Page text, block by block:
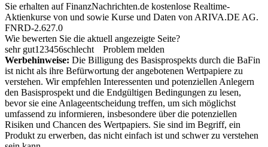
Sie erhalten auf FinanzNachrichten.de kostenlose Realtime-
Aktienkurse von und sowie Kurse und Daten von ARIVA.DE AG.
FNRD-2.627.0
Wie bewerten Sie die aktuell angezeigte Seite?
sehr gut1 23456schlecht
Problem melden
Werbehinweise: Die Billigung des Basisprospekts durch die BaFin
ist nicht als ihre Befürwortung der angebotenen Wertpapiere zu
verstehen. Wir empfehlen Interessenten und potenziellen Anlegern
den Basisprospekt und die Endgültigen Bedingungen zu lesen,
bevor sie eine Anlageentscheidung treffen, um sich möglichst
umfassend zu informieren, insbesondere über die potenziellen
Risiken und Chancen des Wertpapiers. Sie sind im Begriff, ein
Produkt zu erwerben, das nicht einfach ist und schwer zu verstehen